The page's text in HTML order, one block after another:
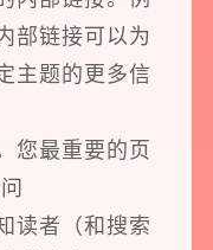
部链接可以为
主题的更多信
您最重要的页
读者（和搜索